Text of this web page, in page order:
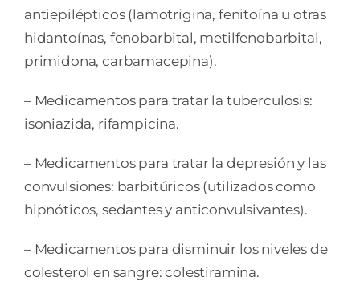
antiepilépticos (lamotrigina, fenitoína u otras
hidantoínas, fenobarbital, metilfenobarbital,
primidona, carbamacepina).
– Medicamentos para tratar la tuberculosis:
isoniazida, rifampicina.
– Medicamentos para tratar la depresión y las
convulsiones: barbitúricos (utilizados como
hipnóticos, sedantes y anticonvulsivantes).
– Medicamentos para disminuir los niveles de
colesterol en sangre: colestiramina.